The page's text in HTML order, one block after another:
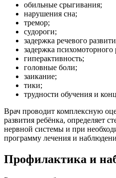
обильные срыгивания;
нарушения сна;
тремор;
судороги;
задержка речевого
задержка психомоторного
гиперактивность;
головные боли;
заикание;
тики;
трудности обучения и
Врач проводит комплексную
развития ребёнка, определяет
нервной системы и при
программу лечения и
Профилактика и